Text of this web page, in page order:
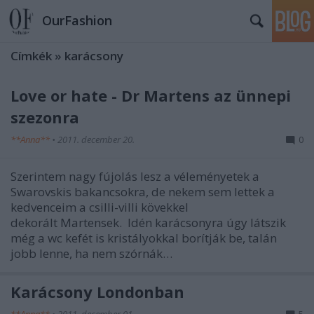
OurFashion
Címkék » karácsony
Love or hate - Dr Martens az ünnepi
szezonra
**Anna** • 2011. december 20. 0
Szerintem nagy fújolás lesz a véleményetek a
Swarovskis bakancsokra, de nekem sem lettek a
kedvenceim a csilli-villi kövekkel
dekorált Martensek. Idén karácsonyra úgy látszik
még a wc kefét is kristályokkal borítják be, talán
jobb lenne, ha nem szórnák…
Karácsony Londonban